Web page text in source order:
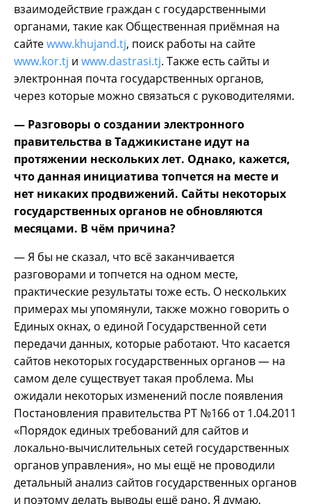
взаимодействие граждан с государственными
органами, такие как Общественная приёмная на
сайтеwww.khujand.tj, поиск работы на сайте
www.kor.tj и www.dastrasi.tj. Также есть сайты и
электронная почта государственных органов,
через которые можно связаться с руководителями.
— Разговоры о создании электронного
правительства в Таджикистане идут на
протяжении нескольких лет. Однако, кажется,
что данная инициатива топчется на месте и
нет никаких продвижений. Сайты некоторых
государственных органов не обновляются
месяцами. В чём причина?
— Я бы не сказал, что всё заканчивается
разговорами и топчется на одном месте,
практические результаты тоже есть. О нескольких
примерах мы упомянули, также можно говорить о
Единых окнах, о единой Государственной сети
передачи данных, которые работают. Что касается
сайтов некоторых государственных органов — на
самом деле существует такая проблема. Мы
ожидали некоторых изменений после появления
Постановления правительства РТ №166 от 1.04.2011
«Порядок единых требований для сайтов и
локально-вычислительных сетей государственных
органов управления», но мы ещё не проводили
детальный анализ сайтов государственных органов
и поэтому делать выводы ещё рано. Я думаю,